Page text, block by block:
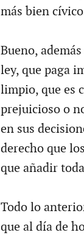
más bien
Bueno,
ley, que paga
limpio, que es
prejuicioso o
en sus
derecho que
que añadir
Todo lo
que al día de